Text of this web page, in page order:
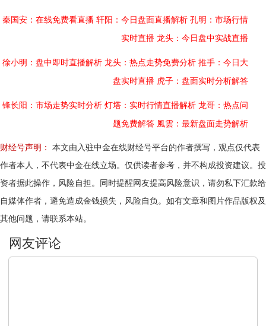
秦国安：在线免费看直播 轩阳：今日盘面直播解析 孔明：市场行情
实时直播 龙头：今日盘中实战直播
徐小明：盘中即时直播解析 龙头：热点走势免费分析 推手：今日大
盘实时直播 虎子：盘面实时分析解答
锋长阳：市场走势实时分析 灯塔：实时行情直播解析 龙哥：热点问
题免费解答 風雲：最新盘面走势解析
财经号声明：
本文由入驻中金在线财经号平台的作者撰写，观点仅代表
作者本人，不代表中金在线立场。仅供读者参考，并不构成投资建议。投
资者据此操作，风险自担。同时提醒网友提高风险意识，请勿私下汇款给
自媒体作者，避免造成金钱损失，风险自负。如有文章和图片作品版权及
其他问题，请联系本站。